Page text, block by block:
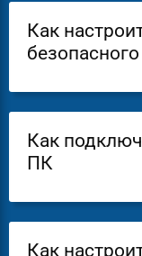
Как
Как
ПК
Как